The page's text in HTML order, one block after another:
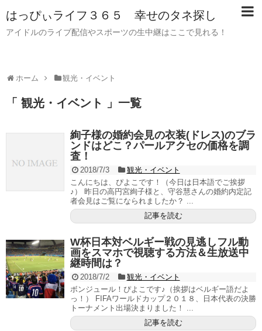
はっぴぃライフ３６５ 幸せのタネ探し
アイドルのライブ配信やスポーツの生中継はここで見れる！
ホーム 観光・イベント
「 観光・イベント 」一覧
絢子様の婚約会見の衣装(ドレス)のブラ
ンドはどこ？パールアクセの価格を調
査！
2018/7/3
観光・イベント
こんにちは、ぴよこです！（今日は日本語でご挨拶
♪） 昨日の高円宮絢子様と、守谷慧さんの婚約内定記
者会見はご覧になられましたか？ ...
記事を読む
W杯日本対ベルギー戦の見逃しフル動
画をスマホで視聴する方法＆生放送中
継時間は？
2018/7/2
観光・イベント
ボンジュール！ぴよこです♪（挨拶はベルギー語だよ
っ！） FIFAワールドカップ２０１８、日本代表の決勝
トーナメント出場決まりました！ ...
記事を読む